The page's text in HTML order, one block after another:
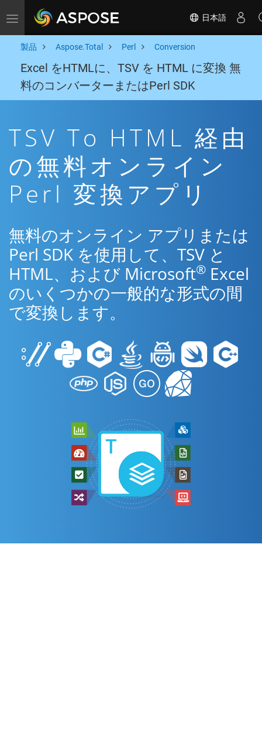
Toggle navigation 日本語
製品 Aspose.Total Perl Conversion
Excel をHTMLに、TSV を HTML に変換 無
料のコンバーターまたはPerl SDK
TSV To HTML 経由
の無料オンライン
Perl 変換アプリ
無料のオンライン アプリまたは
Perl SDK を使用して、TSV と
HTML、および Microsoft® Excel
のいくつかの一般的な形式の間
で変換します。